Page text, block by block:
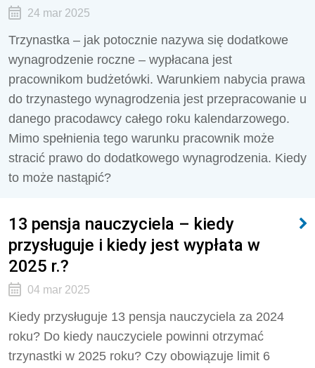
24 mar 2025
Trzynastka – jak potocznie nazywa się dodatkowe
wynagrodzenie roczne – wypłacana jest
pracownikom budżetówki. Warunkiem nabycia prawa
do trzynastego wynagrodzenia jest przepracowanie u
danego pracodawcy całego roku kalendarzowego.
Mimo spełnienia tego warunku pracownik może
stracić prawo do dodatkowego wynagrodzenia. Kiedy
to może nastąpić?
13 pensja nauczyciela – kiedy
przysługuje i kiedy jest wypłata w
2025 r.?
04 mar 2025
Kiedy przysługuje 13 pensja nauczyciela za 2024
roku? Do kiedy nauczyciele powinni otrzymać
trzynastki w 2025 roku? Czy obowiązuje limit 6